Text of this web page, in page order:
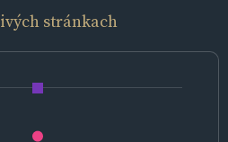
stránkach